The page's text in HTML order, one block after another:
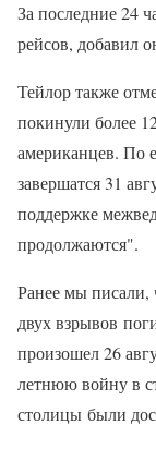
За последние 24
рейсов, добавил
Тейлор также
покинули более
американцев. По
завершатся 31
поддержке
продолжаются".
Ранее мы писали,
двух взрывов
произошел 26
летнюю войну в
столицы были